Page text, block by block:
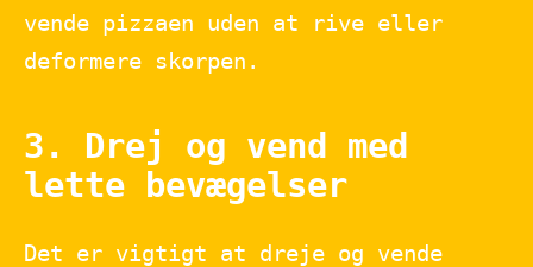
vende pizzaen uden at rive eller
deformere skorpen.
3. Drej og vend med
lette bevægelser
Det er vigtigt at dreje og vende